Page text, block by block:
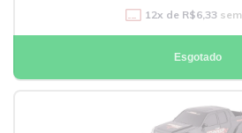
12x de R$6,33
Esgotado